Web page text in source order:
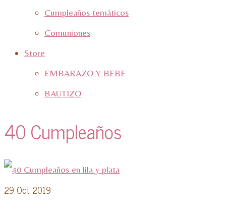
Cumpleaños temáticos
Comuniones
Store
EMBARAZO Y BEBE
BAUTIZO
40 Cumpleaños
29 Oct 2019